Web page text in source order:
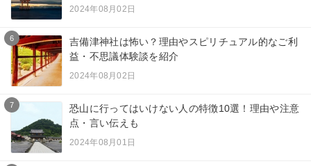
2024年08月02日
6
吉備津神社は怖い？理由やスピリチュアル的なご利
益・不思議体験談を紹介
2024年08月02日
7
恐山に行ってはいけない人の特徴10選！理由や注意
点・言い伝えも
2024年08月01日